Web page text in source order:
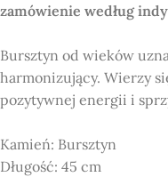
zamówienie według
Bursztyn od wieków
harmonizujący. Wierzy
pozytywnej energii i
Kamień: Bursztyn
Długość: 45 cm